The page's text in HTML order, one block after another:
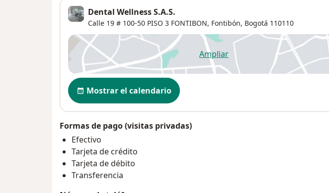
Dental Wellness S.A.S.
Calle 19 # 100-50 PISO 3 FONTIBON, Fontibón, Bogotá 110110
Ampliarse abre en una nueva pestaña
Disponibilidad
Mostrar el calendario
Formas de pago (visitas privadas)
Efectivo
Tarjeta de crédito
Tarjeta de débito
Transferencia